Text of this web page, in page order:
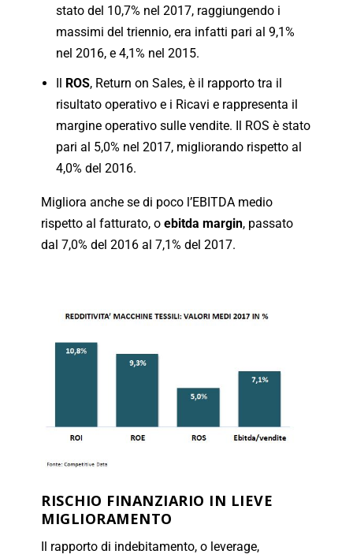
stato del 10,7% nel 2017, raggiungendo i
massimi del triennio, era infatti pari al 9,1%
nel 2016, e 4,1% nel 2015.
Il ROS, Return on Sales, è il rapporto tra il
risultato operativo e i Ricavi e rappresenta il
margine operativo sulle vendite. Il ROS è stato
pari al 5,0% nel 2017, migliorando rispetto al
4,0% del 2016.
Migliora anche se di poco l’EBITDA medio
rispetto al fatturato, oebitda margin, passato
dal 7,0% del 2016 al 7,1% del 2017.
RISCHIO FINANZIARIO IN LIEVE
MIGLIORAMENTO
Il rapporto di indebitamento, o leverage,